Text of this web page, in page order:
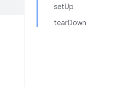
setUp
tearDown